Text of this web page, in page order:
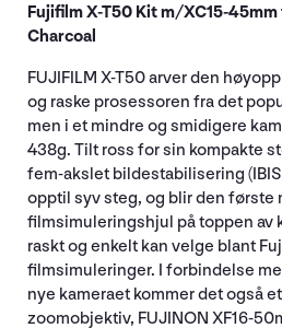
Fujifilm X-T50 Kit m/XC15-
Charcoal
FUJIFILM X-T50arver den
og raske prosessoren fra det
men i et mindre og smidigere
438g. Tilt ross for sin kompakte
fem-akslet bildestabilisering
opptil syv steg, og blir den første
filmsimuleringshjul på toppen av
raskt og enkelt kan velge blant
filmsimuleringer. I forbindelse
nye kameraet kommer det også
zoomobjektiv, FUJINON XF16-